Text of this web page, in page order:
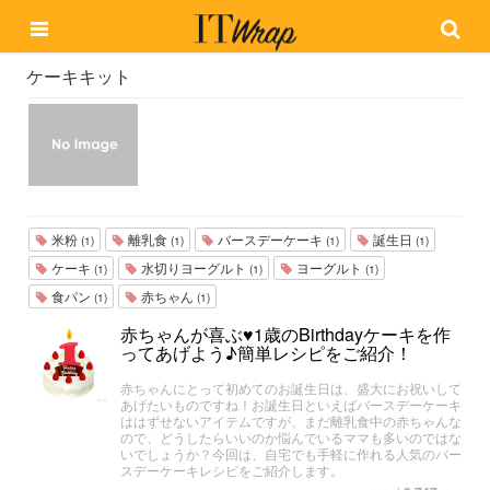
ケーキキット
米粉 (1) 離乳食 (1) バースデーケーキ (1) 誕生日 (1)
ケーキ (1) 水切りヨーグルト (1) ヨーグルト (1)
食パン (1) 赤ちゃん (1)
赤ちゃんが喜ぶ♥1歳のBirthdayケーキを作
ってあげよう♪簡単レシピをご紹介！
赤ちゃんにとって初めてのお誕生日は、盛大にお祝いして
あげたいものですね！お誕生日といえばバースデーケーキ
ははずせないアイテムですが、まだ離乳食中の赤ちゃんな
ので、どうしたらいいのか悩んでいるママも多いのではな
いでしょうか？今回は、自宅でも手軽に作れる人気のバー
スデーケーキレシピをご紹介します。